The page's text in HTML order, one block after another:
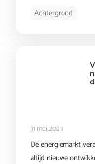
Achtergrond
31 mei 2023
De energiemarkt
altijd nieuwe